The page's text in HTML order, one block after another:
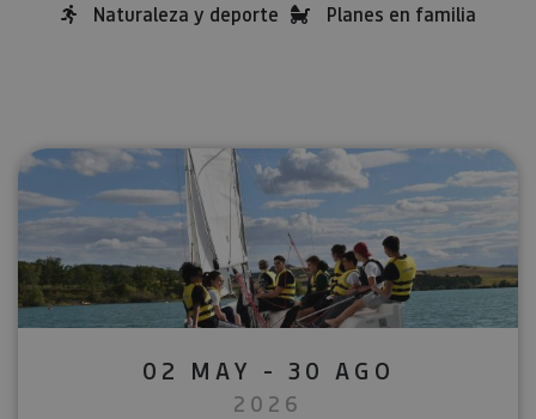
Naturaleza y deporte Planes en familia
02 MAY - 30 AGO
2026